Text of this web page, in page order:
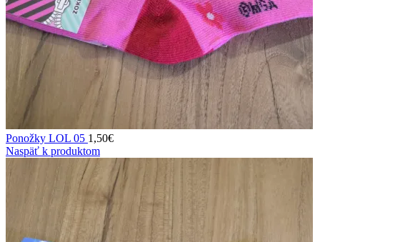
Ponožky LOL 05 1,50€
Naspäť k produktom